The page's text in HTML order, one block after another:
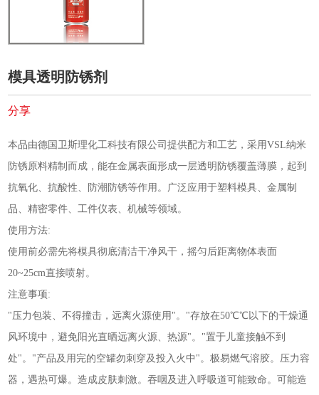
模具透明防锈剂
分享
本品由德国卫斯理化工科技有限公司提供配方和工艺，采用VSL纳米
防锈原料精制而成，能在金属表面形成一层透明防锈覆盖薄膜，起到
抗氧化、抗酸性、防潮防锈等作用。广泛应用于塑料模具、金属制
品、精密零件、工件仪表、机械等领域。
使用方法:
使用前必需先将模具彻底清洁干净风干，摇匀后距离物体表面
20~25cm直接喷射。
注意事项:
"压力包装、不得撞击，远离火源使用"。"存放在50℃℃以下的干燥通
风环境中，避免阳光直晒远离火源、热源"。"置于儿童接触不到
处"。"产品及用完的空罐勿刺穿及投入火中"。极易燃气溶胶。压力容
器，遇热可爆。造成皮肤刺激。吞咽及进入呼吸道可能致命。可能造